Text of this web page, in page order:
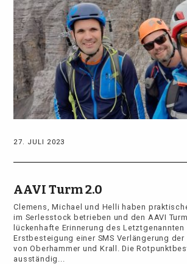
27. JULI 2023
AAVI Turm 2.0
Clemens, Michael und Helli haben
im Serlesstock betrieben und den AAVI
lückenhafte Erinnerung des
Erstbesteigung einer SMS Verlängerung
von Oberhammer und Krall. Die
ausständig...